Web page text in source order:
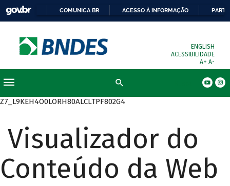
COMUNICA BR ACESSO À INFORMAÇÃO
ENGLISH
ACESSIBILIDADE
A+ A-
Z7_L9KEH4O0LORH80ALCLTPF802G4
Visualizador do
Conteúdo da Web